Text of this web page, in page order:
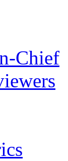
Chief